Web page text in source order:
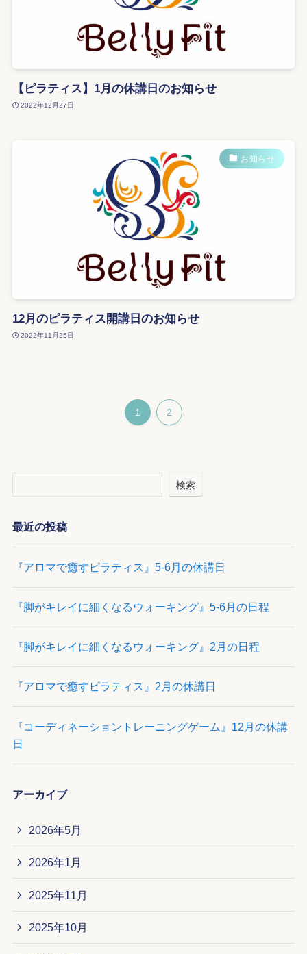
【ピラティス】1月の休講日のお知らせ
2022年12月27日
お知らせ
12月のピラティス開講日のお知らせ
2022年11月25日
1 2
検索
最近の投稿
『アロマで癒すピラティス』5-6月の休講日
『脚がキレイに細くなるウォーキング』5-6月の日程
『脚がキレイに細くなるウォーキング』2月の日程
『アロマで癒すピラティス』2月の休講日
『コーディネーショントレーニングゲーム』12月の休講
日
アーカイブ
2026年5月
2026年1月
2025年11月
2025年10月